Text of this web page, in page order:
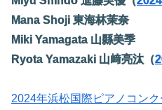
Mana Shoji 東海林茉奈
Miki Yamagata 山縣美季
Ryota Yamazaki 山﨑亮汰（
2024年浜松国際ピアノコン